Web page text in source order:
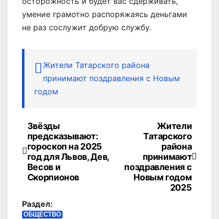
умение грамотно распоряжаясь деньгами
не раз сослужит добрую службу.
Жители Татарского района
принимают поздравления с Новым
годом
Навигация
по
записям
Жители
Татарского
района
принимают
поздравления с
Новым годом
2025
Звёзды
предсказывают:
гороскоп на 2025
год для Львов, Дев,
Весов и
Скорпионов
Раздел:
ОБЩЕСТВО